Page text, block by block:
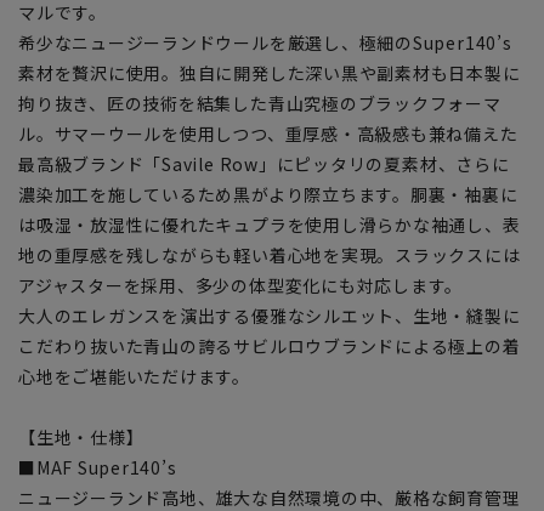
マルです。
希少なニュージーランドウールを厳選し、極細のSuper140’s
素材を贅沢に使用。独自に開発した深い黒や副素材も日本製に
拘り抜き、匠の技術を結集した青山究極のブラックフォーマ
ル。サマーウールを使用しつつ、重厚感・高級感も兼ね備えた
最高級ブランド「Savile Row」にピッタリの夏素材、さらに
濃染加工を施しているため黒がより際立ちます。胴裏・袖裏に
は吸湿・放湿性に優れたキュプラを使用し滑らかな袖通し、表
地の重厚感を残しながらも軽い着心地を実現。スラックスには
アジャスターを採用、多少の体型変化にも対応します。
大人のエレガンスを演出する優雅なシルエット、生地・縫製に
こだわり抜いた青山の誇るサビルロウブランドによる極上の着
心地をご堪能いただけます。
【生地・仕様】
■MAF Super140’s
ニュージーランド高地、雄大な自然環境の中、厳格な飼育管理